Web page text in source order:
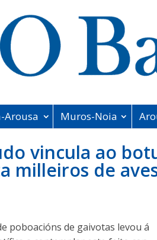
Arousa Muros-Noia
vincula ao
milleiros de
poboacións de gaivotas levou á